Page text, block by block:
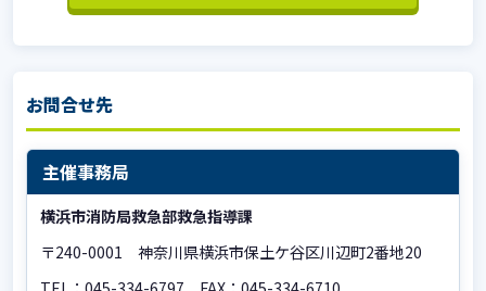
2026-06-01
お問合せ先
主催事務局
横浜市消防局救急部救急指導課
〒240-0001 神奈川県横浜市保土ケ谷区川辺町2番地20